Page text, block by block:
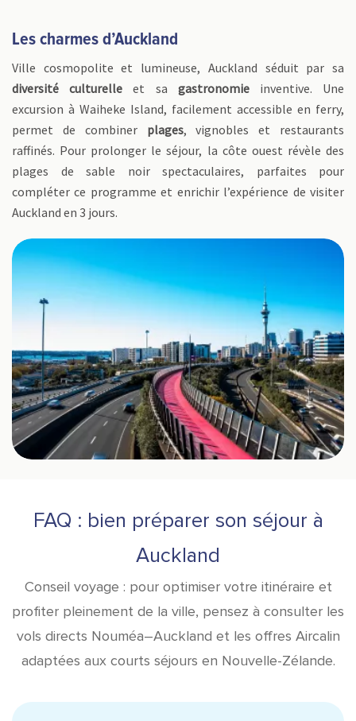
Les charmes d’Auckland
Ville cosmopolite et lumineuse, Auckland séduit par sa
diversité culturelle et sa gastronomie inventive. Une
excursion à Waiheke Island, facilement accessible en ferry,
permet de combiner plages, vignobles et restaurants
raffinés. Pour prolonger le séjour, la côte ouest révèle des
plages de sable noir spectaculaires, parfaites pour
compléter ce programme et enrichir l’expérience de visiter
Auckland en 3 jours.
FAQ : bien préparer son séjour à
Auckland
Conseil voyage : pour optimiser votre itinéraire et
profiter pleinement de la ville, pensez à consulter les
vols directs Nouméa–Auckland et les offres Aircalin
adaptées aux courts séjours en Nouvelle-Zélande.